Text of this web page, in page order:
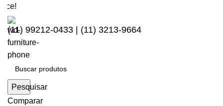
(11) 99212-0433 | (11) 3213-9664
Pesquisar
Comparar